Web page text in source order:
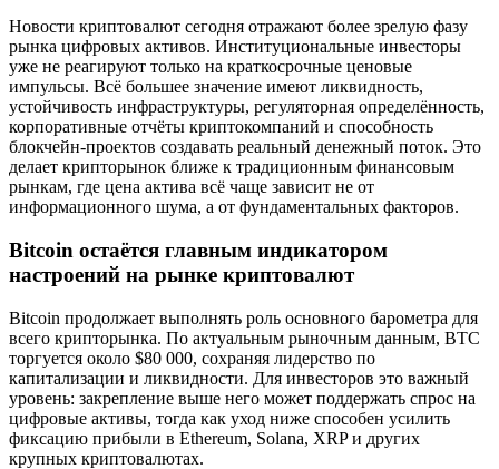
Новости криптовалют сегодня отражают более зрелую фазу
рынка цифровых активов. Институциональные инвесторы
уже не реагируют только на краткосрочные ценовые
импульсы. Всё большее значение имеют ликвидность,
устойчивость инфраструктуры, регуляторная определённость,
корпоративные отчёты криптокомпаний и способность
блокчейн-проектов создавать реальный денежный поток. Это
делает крипторынок ближе к традиционным финансовым
рынкам, где цена актива всё чаще зависит не от
информационного шума, а от фундаментальных факторов.
Bitcoin остаётся главным индикатором
настроений на рынке криптовалют
Bitcoin продолжает выполнять роль основного барометра для
всего крипторынка. По актуальным рыночным данным, BTC
торгуется около $80 000, сохраняя лидерство по
капитализации и ликвидности. Для инвесторов это важный
уровень: закрепление выше него может поддержать спрос на
цифровые активы, тогда как уход ниже способен усилить
фиксацию прибыли в Ethereum, Solana, XRP и других
крупных криптовалютах.